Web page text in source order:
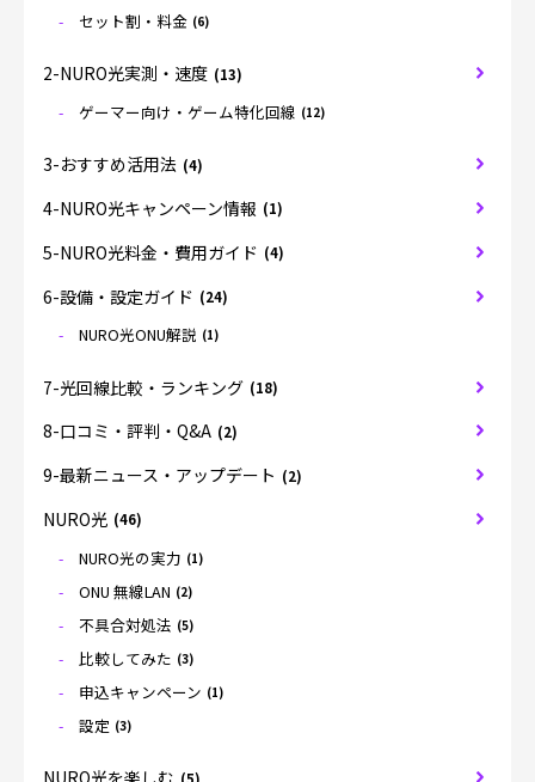
セット割・料金 (6)
2-NURO光実測・速度 (13)
ゲーマー向け・ゲーム特化回線 (12)
3-おすすめ活用法 (4)
4-NURO光キャンペーン情報 (1)
5-NURO光料金・費用ガイド (4)
6-設備・設定ガイド (24)
NURO光ONU解説 (1)
7-光回線比較・ランキング (18)
8-口コミ・評判・Q&A (2)
9-最新ニュース・アップデート (2)
NURO光 (46)
NURO光の実力 (1)
ONU 無線LAN (2)
不具合対処法 (5)
比較してみた (3)
申込キャンペーン (1)
設定 (3)
(5)